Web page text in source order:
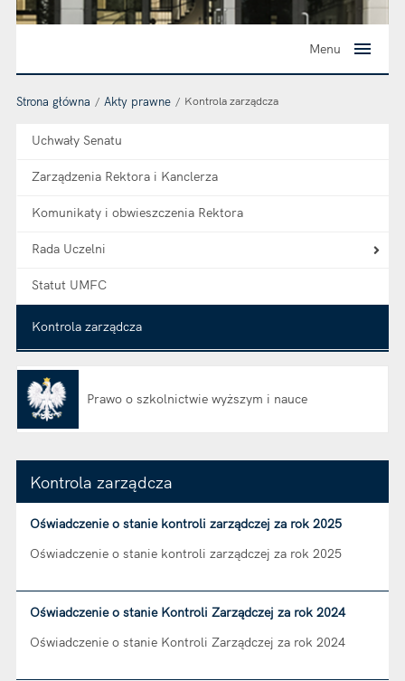
Menu
Strona główna Akty prawne Kontrola zarządcza
Uchwały Senatu
Zarządzenia Rektora i Kanclerza
Komunikaty i obwieszczenia Rektora
Rada Uczelni
Statut UMFC
Kontrola zarządcza
Prawo o szkolnictwie wyższym i nauce
Kontrola zarządcza
Oświadczenie o stanie kontroli zarządczej za rok 2025
Oświadczenie o stanie kontroli zarządczej za rok 2025
Oświadczenie o stanie Kontroli Zarządczej za rok 2024
Oświadczenie o stanie Kontroli Zarządczej za rok 2024